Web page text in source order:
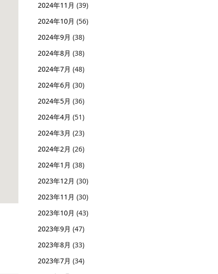
2024年11月 (39)
2024年10月 (56)
2024年9月 (38)
2024年8月 (38)
2024年7月 (48)
2024年6月 (30)
2024年5月 (36)
2024年4月 (51)
2024年3月 (23)
2024年2月 (26)
2024年1月 (38)
2023年12月 (30)
2023年11月 (30)
2023年10月 (43)
2023年9月 (47)
2023年8月 (33)
2023年7月 (34)